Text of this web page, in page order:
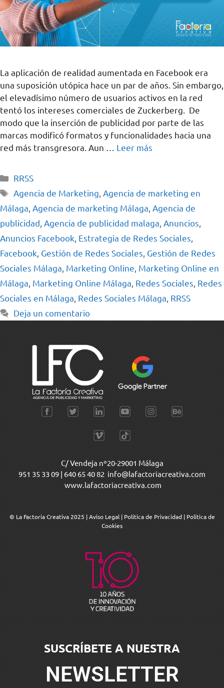
La aplicación de realidad aumentada en Facebook era
una suposición utópica hace un par de años. Sin embargo,
el elevadísimo número de usuarios activos en la red
tentó los intereses comerciales de Zuckerberg. De
modo que la inserción de publicidad por parte de las
marcas modificó formatos y funcionalidades hacia una
red más transgresora. Aun … Leer más
RRSS
Agencia de Marketing,Agencia de marketing en
Málaga, Agencia de marketing Málaga, Agencia de
publicidad, Agencia de publicidad malaga, Anuncios,
Anuncios Facebook, Estrategia de Redes Sociales,
Facebook, Gestión de Redes Sociales, Gestión de Redes
Sociales Málaga, Marketing Online, Marketing Online en
Málaga, Marketing Online Málaga, Redes Sociales, Redes
Sociales en Málaga, Redes Sociales Málaga, RRSS
Deja un comentario
C/ Vendeja nº20-29001 Málaga
951 35 33 09 | 640 65 40 82 info@lafactoriacreativa.com
www.lafactoriacreativa.com
© La Factoria Creativa 2025 |Aviso Legal | Política de Privacidad | Política de
Cookies
SUSCRÍBETE A NUESTRA
NEWSLETTER